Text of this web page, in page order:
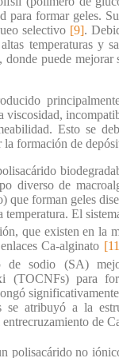
para formar geles.
selectivo [9].
temperaturas y
donde puede
viscosidad,
Esto se
formación de
diverso de
que forman geles
temperatura. El
que existen en la
Ca-alginato
de sodio (SA)
(TOCNFs) para
se atribuyó a la
de
polisacárido no